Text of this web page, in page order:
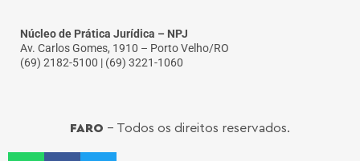
Núcleo de Prática Jurídica – NPJ
Av. Carlos Gomes, 1910 – Porto Velho/RO
(69) 2182-5100 | (69) 3221-1060
FARO - Todos os direitos reservados.